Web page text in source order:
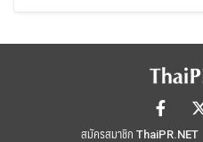
สมัครสมาชิก ThaiPR.NET